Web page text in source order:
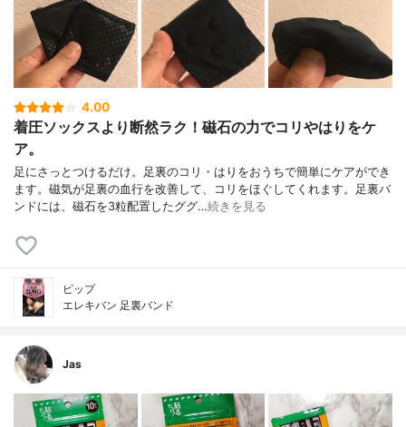
4.00
着圧ソックスより断然ラク！磁石の力でコリやはりをケ
ア。
足にさっとつけるだけ。足裏のコリ・はりをおうちで簡単にケアができ
ます。磁気が足裏の血行を改善して、コリをほぐしてくれます。足裏バ
ンドには、磁石を3粒配置したググ…続きを見る
ピップ
エレキバン 足裏バンド
Jas